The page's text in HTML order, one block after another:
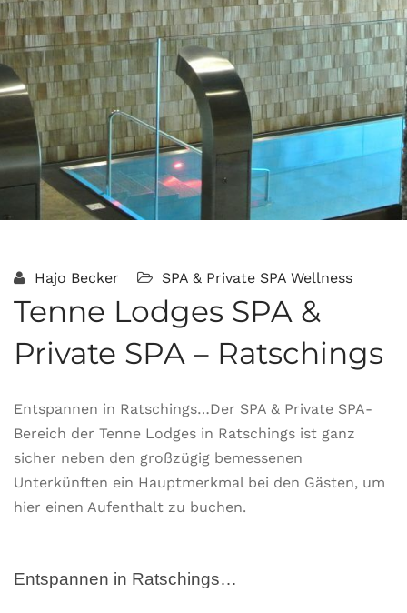
Hajo Becker SPA & Private SPA Wellness
Tenne Lodges SPA &
Private SPA – Ratschings
Entspannen in Ratschings…Der SPA & Private SPA-
Bereich der Tenne Lodges in Ratschings ist ganz
sicher neben den großzügig bemessenen
Unterkünften ein Hauptmerkmal bei den Gästen, um
hier einen Aufenthalt zu buchen.
Entspannen in Ratschings…